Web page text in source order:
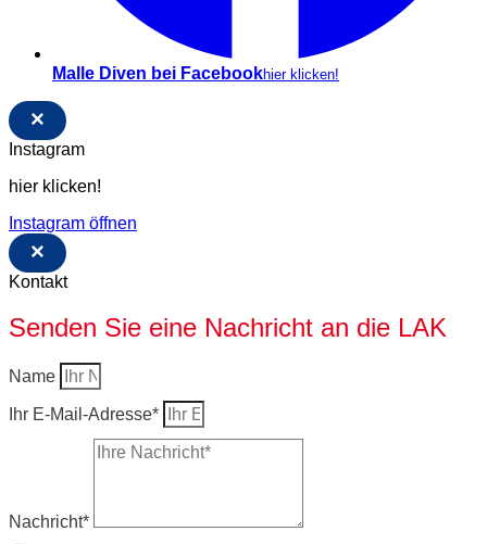
Malle Diven bei Facebookhier klicken!
×
Instagram
hier klicken!
Instagram öffnen
×
Kontakt
Senden Sie eine Nachricht an die LAK
Name
Ihr E-Mail-Adresse*
Nachricht*